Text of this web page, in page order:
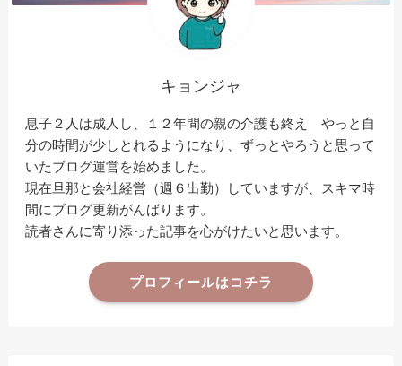
キョンジャ
息子２人は成人し、１２年間の親の介護も終え やっと自
分の時間が少しとれるようになり、ずっとやろうと思って
いたブログ運営を始めました。
現在旦那と会社経営（週６出勤）していますが、スキマ時
間にブログ更新がんばります。
読者さんに寄り添った記事を心がけたいと思います。
プロフィールはコチラ